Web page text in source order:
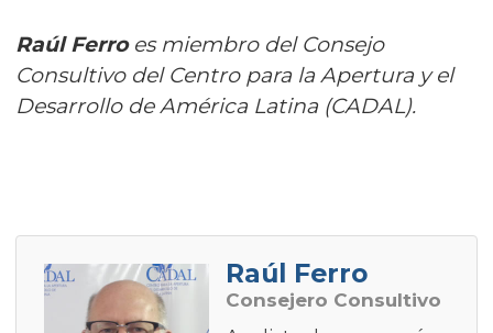
Raúl Ferroes miembro del Consejo
Consultivo del Centro para la Apertura y el
Desarrollo de América Latina (CADAL).
Raúl Ferro
Consejero Consultivo